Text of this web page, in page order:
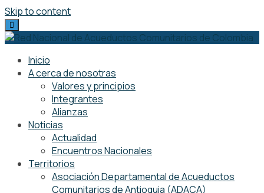
Skip to content
Inicio
A cerca de nosotras
Valores y principios
Integrantes
Alianzas
Noticias
Actualidad
Encuentros Nacionales
Territorios
Asociación Departamental de Acueductos
Comunitarios de Antioquia (ADACA)